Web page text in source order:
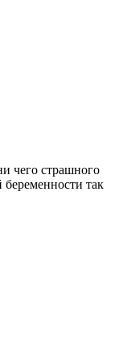
чего страшного
беременности так